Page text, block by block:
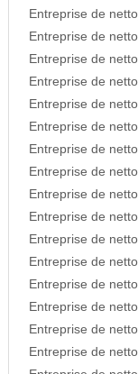
Entreprise de
Entreprise de
Entreprise de
Entreprise de
Entreprise de
Entreprise de
Entreprise de
Entreprise de
Entreprise de
Entreprise de
Entreprise de
Entreprise de
Entreprise de
Entreprise de
Entreprise de
Entreprise de